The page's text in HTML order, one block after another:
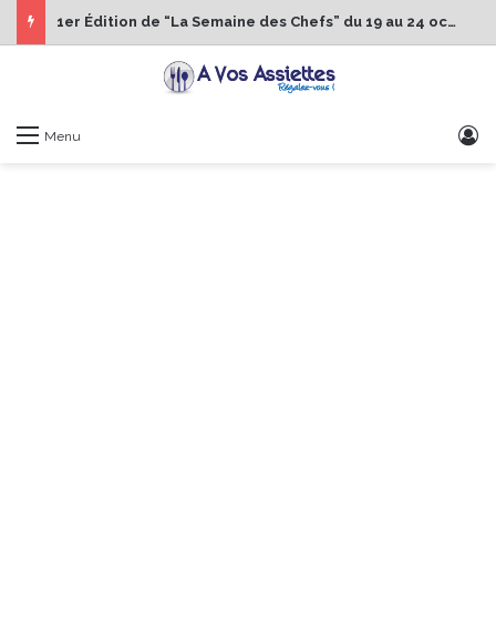
1er Édition de “La Semaine des Chefs” du 19 au 24 octobre 2026
Menu